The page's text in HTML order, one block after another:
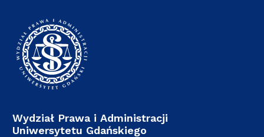
Wydział Prawa i Administracji
Uniwersytetu Gdańskiego